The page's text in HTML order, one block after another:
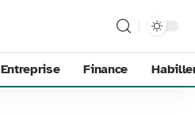
Entreprise Finance